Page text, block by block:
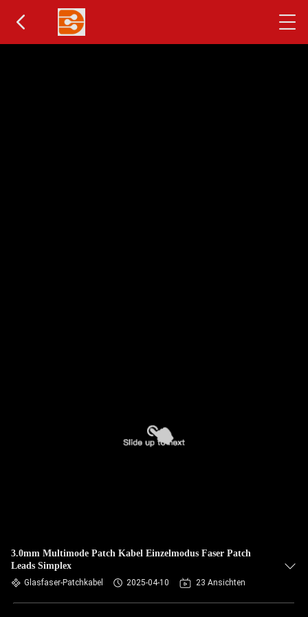
3.0mm Multimode Patch Kabel Einzelmodus Faser Patch
Leads Simplex
Glasfaser-Patchkabel 2025-04-10 23 Ansichten